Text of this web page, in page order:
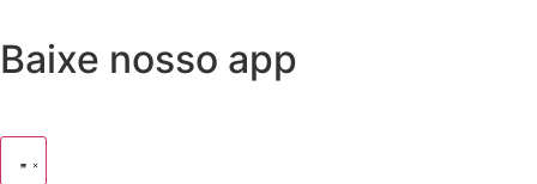
Baixe nosso app